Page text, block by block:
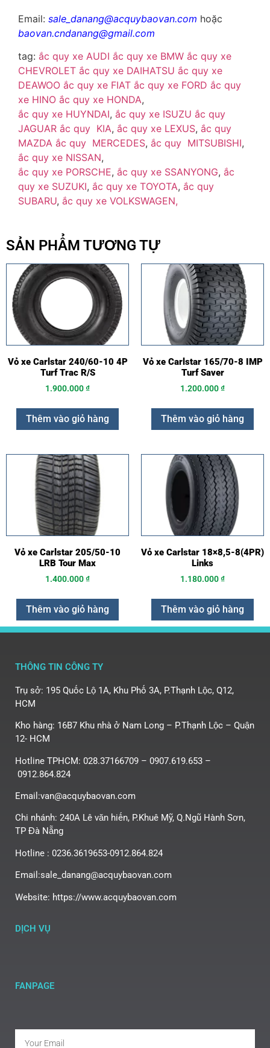
Email: sale_danang@acquybaovan.com hoặc
baovan.cndanang@gmail.com
tag: ắc quy xe AUDI ắc quy xe BMW ắc quy xe
CHEVROLET ắc quy xe DAIHATSU ắc quy xe
DEAWOO ắc quy xe FIAT ắc quy xe FORD ắc quy
xe HINO ắc quy xe HONDA,
ắc quy xe HUYNDAI, ắc quy xe ISUZU ắc quy
JAGUAR ắc quy KIA, ắc quy xe LEXUS, ắc quy
MAZDA ắc quy MERCEDES, ắc quy MITSUBISHI,
ắc quy xe NISSAN,
ắc quy xe PORSCHE, ắc quy xe SSANYONG, ắc
quy xe SUZUKI, ắc quy xe TOYOTA, ắc quy
SUBARU, ắc quy xe VOLKSWAGEN,
SẢN PHẨM TƯƠNG TỰ
Vỏ xe Carlstar 240/60-10 4P
Turf Trac R/S
1.900.000₫
Thêm vào giỏ hàng
Vỏ xe Carlstar 165/70-8 IMP
Turf Saver
1.200.000₫
Thêm vào giỏ hàng
Vỏ xe Carlstar 205/50-10
LRB Tour Max
1.400.000₫
Thêm vào giỏ hàng
Vỏ xe Carlstar 18×8,5-8(4PR)
Links
1.180.000₫
Thêm vào giỏ hàng
THÔNG TIN CÔNG TY
Trụ sở: 195 Quốc Lộ 1A, Khu Phố 3A, P.Thạnh Lộc, Q12,
HCM
Kho hàng: 16B7 Khu nhà ở Nam Long – P.Thạnh Lộc – Quận
12- HCM
Hotline TPHCM: 028.37166709 – 0907.619.653 –
0912.864.824
Email:van@acquybaovan.com
Chi nhánh: 240A Lê văn hiến, P.Khuê Mỹ, Q.Ngũ Hành Sơn,
TP Đà Nẵng
Hotline : 0236.3619653-0912.864.824
Email:sale_danang@acquybaovan.com
Website: https://www.acquybaovan.com
DỊCH VỤ
FANPAGE